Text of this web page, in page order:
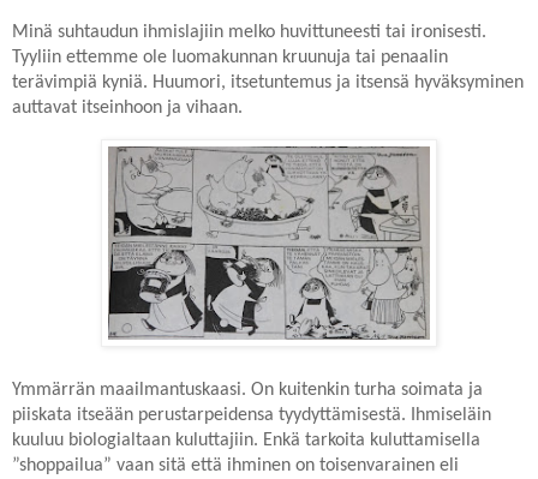
Minä suhtaudun ihmislajiin melko huvittuneesti tai ironisesti.
Tyyliin ettemme ole luomakunnan kruunuja tai penaalin
terävimpiä kyniä. Huumori, itsetuntemus ja itsensä hyväksyminen
auttavat itseinhoon ja vihaan.
Ymmärrän maailmantuskaasi. On kuitenkin turha soimata ja
piiskata itseään perustarpeidensa tyydyttämisestä. Ihmiseläin
kuuluu biologialtaan kuluttajiin. Enkä tarkoita kuluttamisella
”shoppailua” vaan sitä että ihminen on toisenvarainen eli